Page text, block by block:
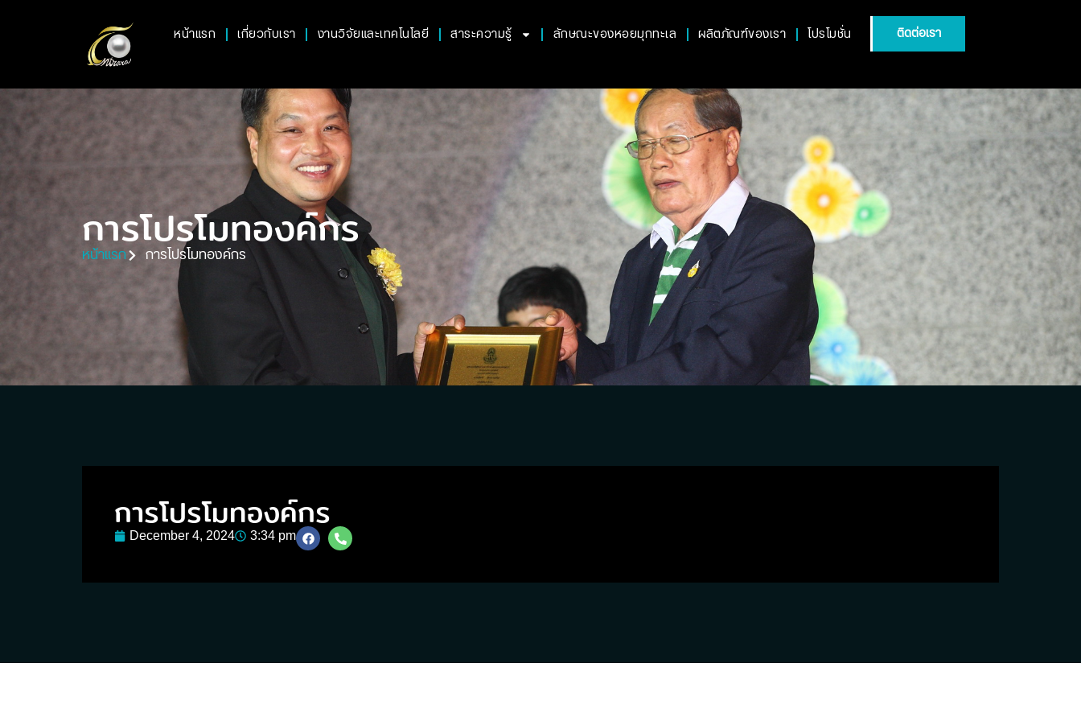
หน้าแรก เกี่ยวกับเรา งานวิจัยและเทคโนโลยี สาระความรู้ ลักษณะของหอยมุกทะเล ผลิตภัณฑ์ของเรา โปรโมชั่น ติดต่อเรา
การโปรโมทองค์กร
หน้าแรก การโปรโมทองค์กร
การโปรโมทองค์กร
December 4, 2024 3:34 pm